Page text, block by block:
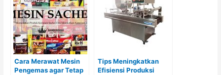
Cara Merawat Mesin
Pengemas agar Tetap
Tips Meningkatkan
Efisiensi Produksi